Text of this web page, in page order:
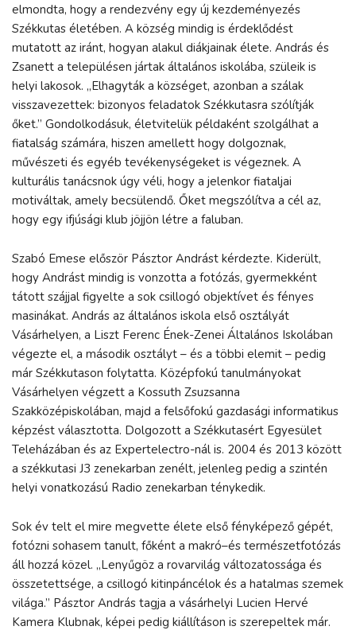
elmondta, hogy a rendezvény egy új kezdeményezés
Székkutas életében. A község mindig is érdeklődést
mutatott az iránt, hogyan alakul diákjainak élete. András és
Zsanett a településen jártak általános iskolába, szüleik is
helyi lakosok. „Elhagyták a községet, azonban a szálak
visszavezettek: bizonyos feladatok Székkutasra szólítják
őket.” Gondolkodásuk, életvitelük példaként szolgálhat a
fiatalság számára, hiszen amellett hogy dolgoznak,
művészeti és egyéb tevékenységeket is végeznek. A
kulturális tanácsnok úgy véli, hogy a jelenkor fiataljai
motiváltak, amely becsülendő. Őket megszólítva a cél az,
hogy egy ifjúsági klub jöjjön létre a faluban.
Szabó Emese először Pásztor Andrást kérdezte. Kiderült,
hogy Andrást mindig is vonzotta a fotózás, gyermekként
tátott szájjal figyelte a sok csillogó objektívet és fényes
masinákat. András az általános iskola első osztályát
Vásárhelyen, a Liszt Ferenc Ének-Zenei Általános Iskolában
végezte el, a második osztályt – és a többi elemit – pedig
már Székkutason folytatta. Középfokú tanulmányokat
Vásárhelyen végzett a Kossuth Zsuzsanna
Szakközépiskolában, majd a felsőfokú gazdasági informatikus
képzést választotta. Dolgozott a Székkutasért Egyesület
Teleházában és az Expertelectro-nál is. 2004 és 2013 között
a székkutasi J3 zenekarban zenélt, jelenleg pedig a szintén
helyi vonatkozású Radio zenekarban ténykedik.
Sok év telt el mire megvette élete első fényképező gépét,
fotózni sohasem tanult, főként a makró–és természetfotózás
áll hozzá közel. „Lenyűgöz a rovarvilág változatossága és
összetettsége, a csillogó kitinpáncélok és a hatalmas szemek
világa.” Pásztor András tagja a vásárhelyi Lucien Hervé
Kamera Klubnak, képei pedig kiállításon is szerepeltek már.